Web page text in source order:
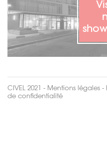
CIVEL 2021 - Mentions légales -
de confidentialité